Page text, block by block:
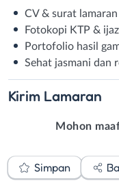
CV & surat
Fotokopi KTP &
Portofolio hasil
Sehat jasmani dan
Kirim Lamaran
Mohon
Simpan